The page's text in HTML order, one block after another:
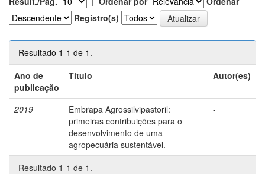
Registro(s)
Resultado 1-1 de 1.
Ano de
publicação
Título Autor(es)
2019
Embrapa Agrossilvipastoril:
primeiras contribuições para o
desenvolvimento de uma
agropecuária sustentável.
-
Resultado 1-1 de 1.